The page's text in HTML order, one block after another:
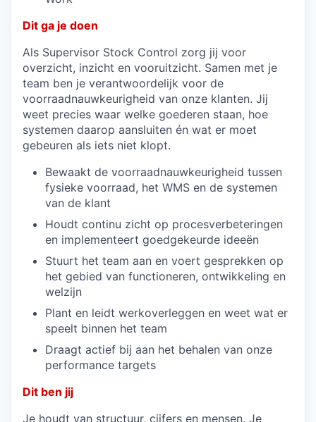
Dit ga je doen
Als Supervisor Stock Control zorg jij voor
overzicht, inzicht en vooruitzicht. Samen met je
team ben je verantwoordelijk voor de
voorraadnauwkeurigheid van onze klanten. Jij
weet precies waar welke goederen staan, hoe
systemen daarop aansluiten én wat er moet
gebeuren als iets niet klopt.
Bewaakt de voorraadnauwkeurigheid tussen
fysieke voorraad, het WMS en de systemen
van de klant
Houdt continu zicht op procesverbeteringen
en implementeert goedgekeurde ideeën
Stuurt het team aan en voert gesprekken op
het gebied van functioneren, ontwikkeling en
welzijn
Plant en leidt werkoverleggen en weet wat er
speelt binnen het team
Draagt actief bij aan het behalen van onze
performance targets
Dit ben jij
Je houdt van structuur, cijfers en mensen. Je